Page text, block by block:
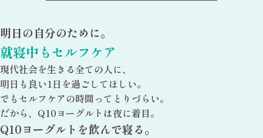
明日の自分のために。
就寝中もセルフケア
現代社会を生きる全ての人に、
明日も良い1日を過ごしてほしい。
でもセルフケアの時間ってとりづらい。
だから、Q10ヨーグルトは夜に着目。
Q10ヨーグルトを飲んで寝る。